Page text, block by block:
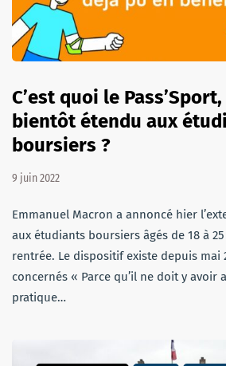
C’est quoi le
bientôt étendu aux
boursiers ?
9 juin 2022
Emmanuel Macron a annoncé hier
aux étudiants boursiers âgés de 18 à
rentrée. Le dispositif existe depuis mai
concernés « Parce qu’il ne doit y avoir
pratique…